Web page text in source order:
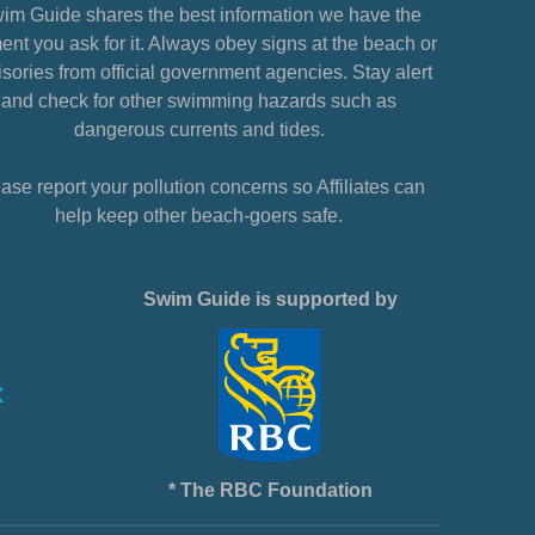
Guide shares the best information we have the
you ask for it. Always obey signs at the beach or
from official government agencies. Stay alert
and check for other swimming hazards such as
dangerous currents and tides.
report your pollution concerns so Affiliates can
help keep other beach-goers safe.
Swim Guide is supported by
* The RBC Foundation